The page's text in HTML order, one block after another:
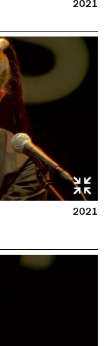
2021
2021